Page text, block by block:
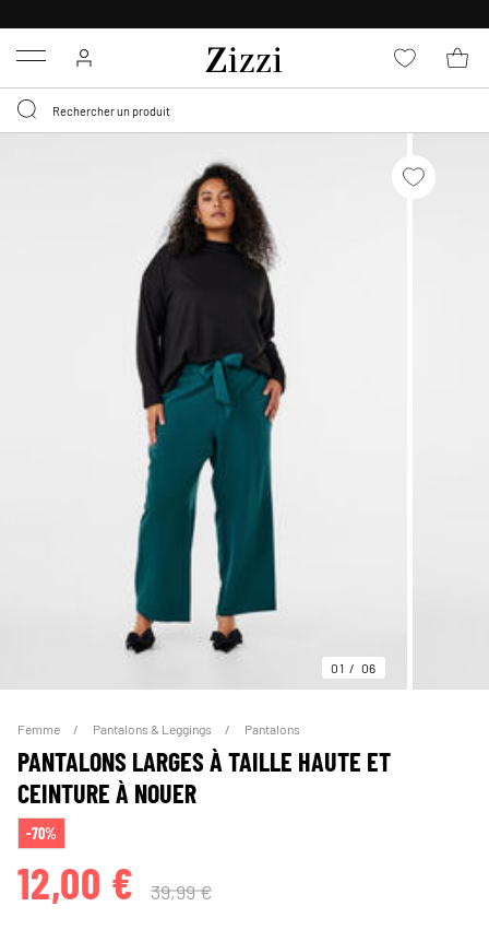
Menu
01 06
Femme Pantalons & Leggings Pantalons
PANTALONS LARGES À TAILLE HAUTE ET
CEINTURE À NOUER
-70%
12,00 € 39,99 €